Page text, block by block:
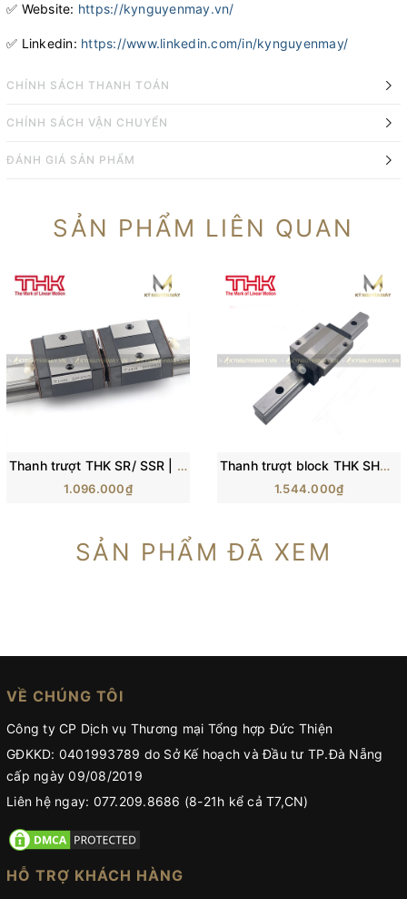
✅ Website: https://kynguyenmay.vn/
✅ Linkedin: https://www.linkedin.com/in/kynguyenmay/
CHÍNH SÁCH THANH TOÁN
CHÍNH SÁCH VẬN CHUYỂN
ĐÁNH GIÁ SẢN PHẨM
SẢN PHẨM LIÊN QUAN
Thanh trượt THK SR/ SSR | SR15, SR20, SR25, SR30, SR35
1.096.000₫
Thanh trượt block THK SHS15, SH20, SHS25, SHS30, SHS35, SHS45
1.544.000₫
SẢN PHẨM ĐÃ XEM
VỀ CHÚNG TÔI
Công ty CP Dịch vụ Thương mại Tổng hợp Đức Thiện
GĐKKD: 0401993789 do Sở Kế hoạch và Đầu tư TP.Đà Nẵng
cấp ngày 09/08/2019
Liên hệ ngay: 077.209.8686 (8-21h kể cả T7,CN)
HỖ TRỢ KHÁCH HÀNG